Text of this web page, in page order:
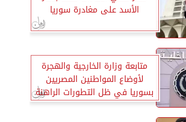
الأسد على مغادرة سوريا
متابعة وزارة الخارجية والهجرة
لأوضاع المواطنين المصريين
بسوريا في ظل التطورات الراهنة